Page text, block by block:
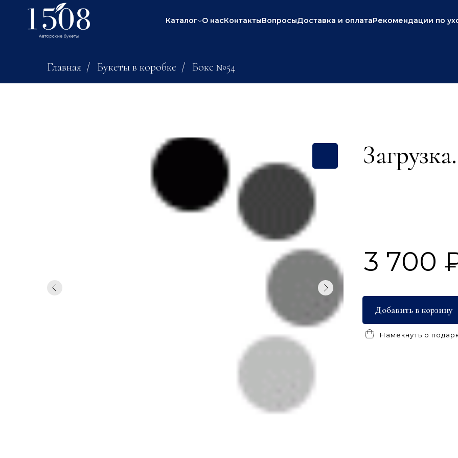
Каталог О насКонтактыВопросыДоставка и оплатаРекомендации по
Главная / Букеты в коробке / Бокс №54
3 700
Намекнуть о
Добавить в корзину